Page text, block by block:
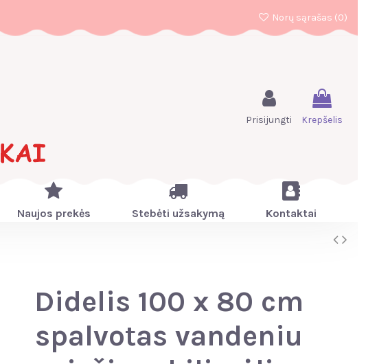
Norų sąrašas (0)
Prisijungti Krepšelis
Naujos prekės Stebėti užsakymą Kontaktai
Didelis 100 x 80 cm
spalvotas vandeniu